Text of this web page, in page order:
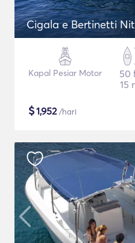
Cigala e Bertinetti
Kapal Pesiar Motor
50
15
$1,952/hari